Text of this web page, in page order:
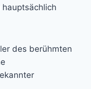
des berühmten